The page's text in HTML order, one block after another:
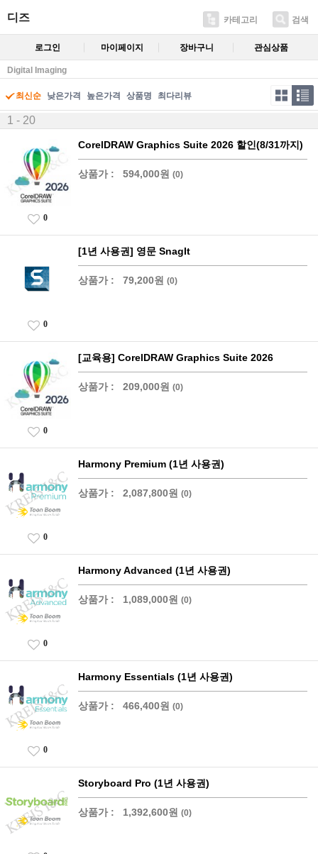
디즈 카테고리 검색
로그인 마이페이지 장바구니 관심상품
Digital Imaging
최신순 낮은가격 높은가격 상품명 최다리뷰
1 - 20
CorelDRAW Graphics Suite 2026 할인(8/31까지)
상품가 : 594,000원 (0)
0
[1년 사용권] 영문 SnagIt
상품가 : 79,200원 (0)
0
[교육용] CorelDRAW Graphics Suite 2026
상품가 : 209,000원 (0)
0
Harmony Premium (1년 사용권)
상품가 : 2,087,800원 (0)
0
Harmony Advanced (1년 사용권)
상품가 : 1,089,000원 (0)
0
Harmony Essentials (1년 사용권)
상품가 : 466,400원 (0)
0
Storyboard Pro (1년 사용권)
상품가 : 1,392,600원 (0)